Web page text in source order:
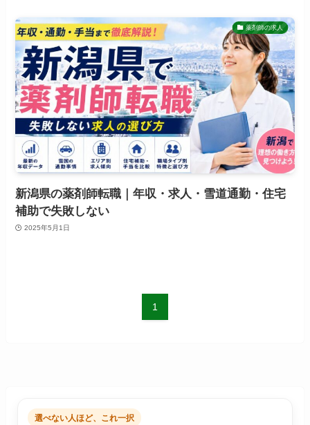
薬剤師の求人
新潟県の薬剤師転職｜年収・求人・雪道通勤・住宅
補助で失敗しない
2025年5月1日
1
選べない人ほど、これ一択